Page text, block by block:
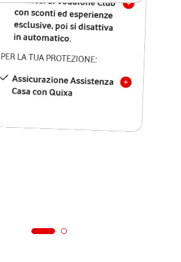
in automatico.
PER LA TUA PROTEZIONE:
Assicurazione Assistenza
Casa con Quixa